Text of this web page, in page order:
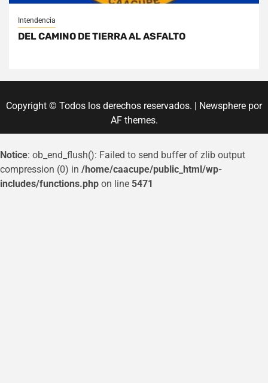
Intendencia
DEL CAMINO DE TIERRA AL ASFALTO
Copyright © Todos los derechos reservados. | Newsphere por
AF themes.
Notice: ob_end_flush(): Failed to send buffer of zlib output
compression (0) in /home/caacupe/public_html/wp-
includes/functions.php on line 5471